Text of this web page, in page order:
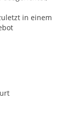
in einem